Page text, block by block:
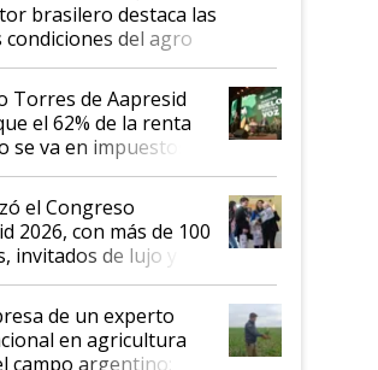
brasilero destaca las
condiciones del agro
para invertir: "Los veo
Torres de Aapresid
el 62% de la renta
se va en impuestos:
que en
se sigan discutiendo
cosas de hace 50
el Congreso
2026, con más de 100
invitados de lujo y
tendencias
de un experto
en agricultura
campo argentino: